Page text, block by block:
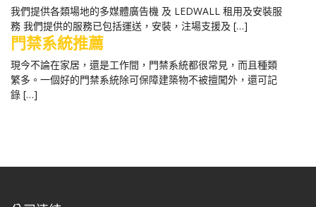
我們提供各類場地的多媒體廣告機 及 LEDWALL 租用及安裝服
務 我們提供的服務已包括運送，安裝，注場支援及 […]
門禁系統推薦
現今不論在家居，還是工作間，門禁系統都很常見，而且種類
繁多。一個好的門禁系統除可保障建築物不被擅闖外，還可記
錄 […]